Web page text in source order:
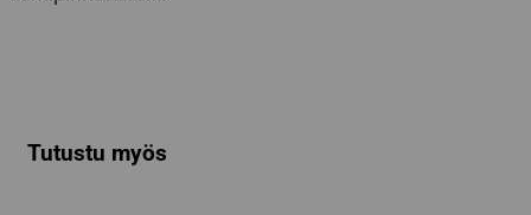
Tutustu myös